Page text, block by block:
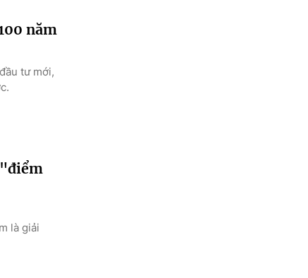
năm
tư mới,
là giải